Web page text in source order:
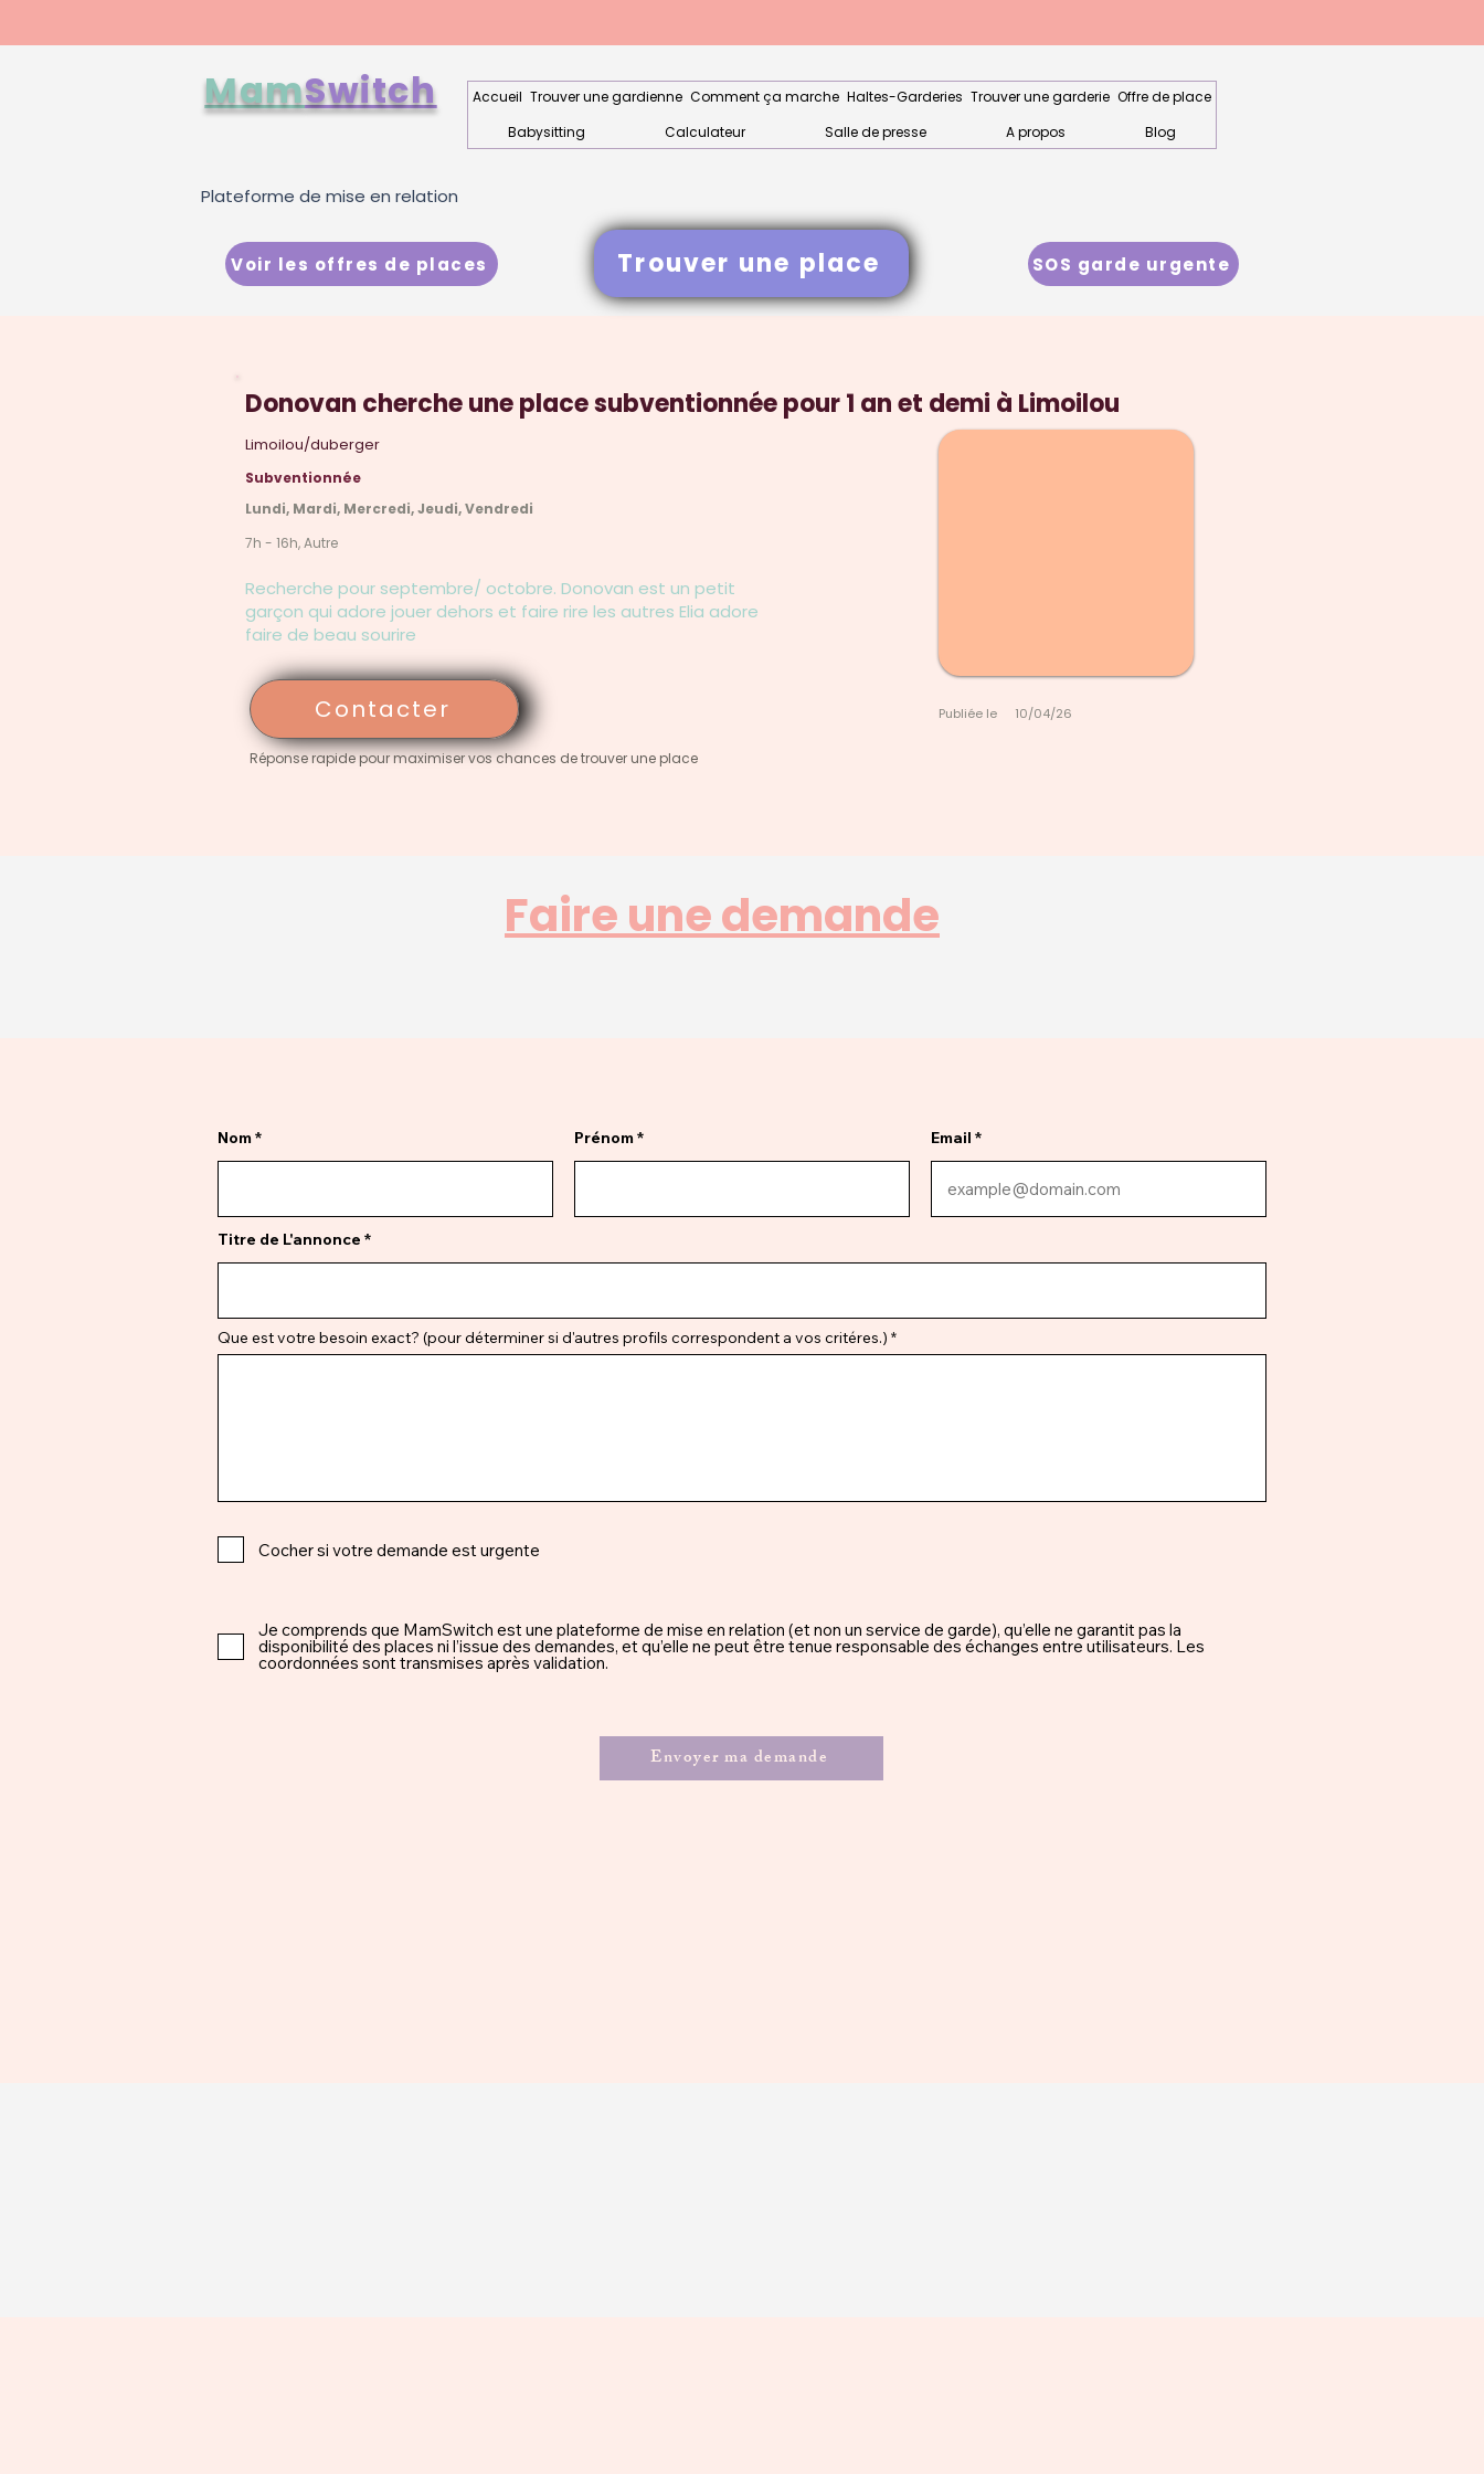
MamSwitch Accueil Trouver une gardienne Comment ça marche Haltes-Garderies Trouver une garderie Offre de place
Babysitting
Calculateur Salle de presse A propos Blog
Plateforme de mise en relation
Voir les offres de places Trouver une place SOS garde urgente
Donovan cherche une place subventionnée pour 1 an et demi à Limoilou
Limoilou/duberger
Subventionnée
Lundi, Mardi, Mercredi, Jeudi, Vendredi
7h - 16h, Autre
Recherche pour septembre/ octobre. Donovan est un petit
garçon qui adore jouer dehors et faire rire les autres Elia adore
faire de beau sourire
Contacter
Réponse rapide pour maximiser vos chances de trouver une place
Publiée le 10/04/26
Faire une demande
Nom Prénom Email
Titre de L'annonce
Que est votre besoin exact? (pour déterminer si d'autres profils correspondent a vos critéres.)
Cocher si votre demande est urgente
Je comprends que MamSwitch est une plateforme de mise en relation (et non un service de garde), qu’elle ne garantit pas la
disponibilité des places ni l’issue des demandes, et qu’elle ne peut être tenue responsable des échanges entre utilisateurs. Les
coordonnées sont transmises après validation.
Envoyer ma demande